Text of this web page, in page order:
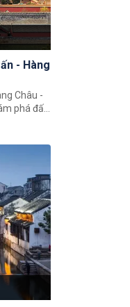
- Hàng
Châu -
phá đất
giúp quý
đất nước
nhiên hùng